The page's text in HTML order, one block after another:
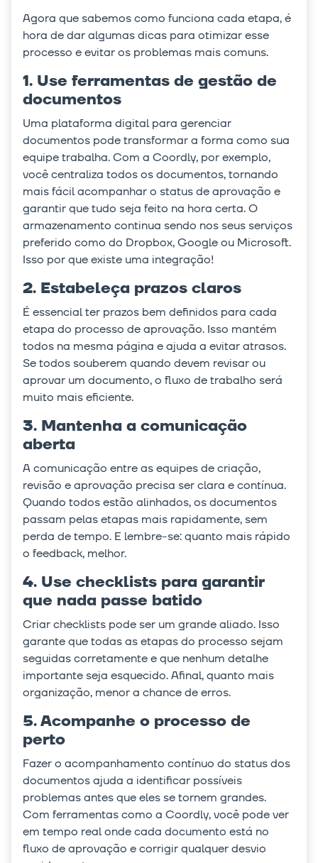
Agora que sabemos como funciona cada etapa, é
hora de dar algumas dicas para otimizar esse
processo e evitar os problemas mais comuns.
1. Use ferramentas de gestão de
documentos
Uma plataforma digital para gerenciar
documentos pode transformar a forma como sua
equipe trabalha. Com a Coordly, por exemplo,
você centraliza todos os documentos, tornando
mais fácil acompanhar o status de aprovação e
garantir que tudo seja feito na hora certa. O
armazenamento continua sendo nos seus serviços
preferido como do Dropbox, Google ou Microsoft.
Isso por que existe uma integração!
2. Estabeleça prazos claros
É essencial ter prazos bem definidos para cada
etapa do processo de aprovação. Isso mantém
todos na mesma página e ajuda a evitar atrasos.
Se todos souberem quando devem revisar ou
aprovar um documento, o fluxo de trabalho será
muito mais eficiente.
3. Mantenha a comunicação
aberta
A comunicação entre as equipes de criação,
revisão e aprovação precisa ser clara e contínua.
Quando todos estão alinhados, os documentos
passam pelas etapas mais rapidamente, sem
perda de tempo. E lembre-se: quanto mais rápido
o feedback, melhor.
4. Use checklists para garantir
que nada passe batido
Criar checklists pode ser um grande aliado. Isso
garante que todas as etapas do processo sejam
seguidas corretamente e que nenhum detalhe
importante seja esquecido. Afinal, quanto mais
organização, menor a chance de erros.
5. Acompanhe o processo de
perto
Fazer o acompanhamento contínuo do status dos
documentos ajuda a identificar possíveis
problemas antes que eles se tornem grandes.
Com ferramentas como a Coordly, você pode ver
em tempo real onde cada documento está no
fluxo de aprovação e corrigir qualquer desvio